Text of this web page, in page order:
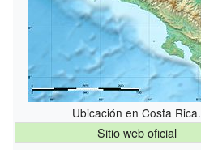
Ubicación en Costa Rica.
Sitio web oficial